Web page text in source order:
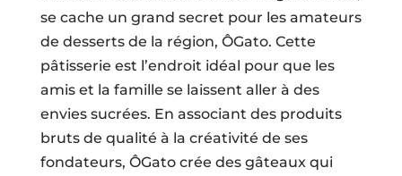
se cache un grand secret pour les amateurs
de desserts de la région, ÔGato. Cette
pâtisserie est l’endroit idéal pour que les
amis et la famille se laissent aller à des
envies sucrées. En associant des produits
bruts de qualité à la créativité de ses
fondateurs, ÔGato crée des gâteaux qui